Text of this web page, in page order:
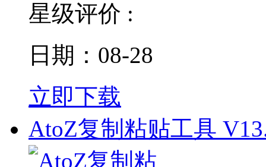
星级评价 :
日期：08-28
立即下载
AtoZ复制粘贴工具